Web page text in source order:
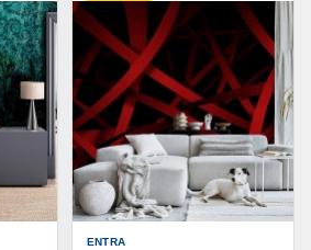
ENTRA